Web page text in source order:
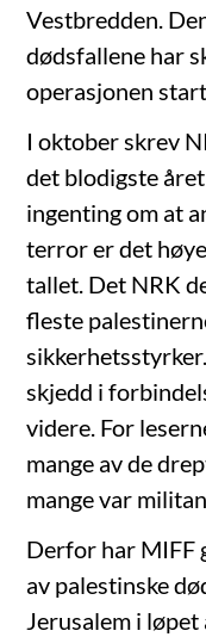
Vestbredden.
dødsfallene har
operasjonen
I oktober skrev
det blodigste
ingenting om at
terror er det
tallet. Det NRK
fleste
skjedd i
videre. For
mange av de
mange var
Derfor har MIFF
av palestinske
Jerusalem i